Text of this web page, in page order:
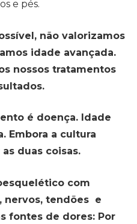
e pés.
não valorizamos
idade avançada.
nossos tratamentos
é doença. Idade
Embora a cultura
duas coisas.
com
nervos, tendões e
fontes de dores: Por